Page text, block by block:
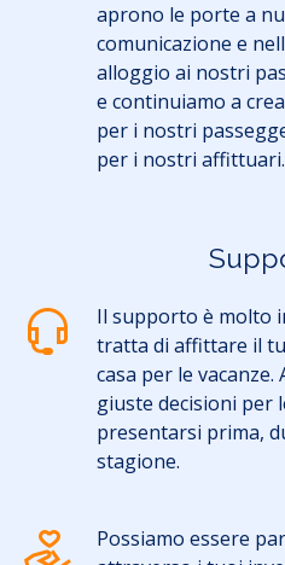
aprono le porte a
comunicazione e
alloggio ai nostri
e continuiamo a
per i nostri
per i nostri affittuari.
Il supporto è molto
tratta di affittare il
casa per le
giuste decisioni per
presentarsi prima,
stagione.
Possiamo essere